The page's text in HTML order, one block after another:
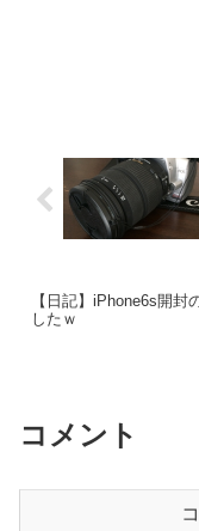
【日記】iPhone6s開封
したｗ
コメント